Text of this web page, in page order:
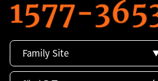
Family Site